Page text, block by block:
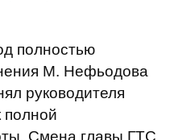
полностью
М. Нефьодова
руководителя
полной
Смена главы ГТС